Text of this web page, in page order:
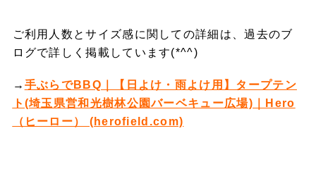
ご利用人数とサイズ感に関しての詳細は、過去のブ
ログで詳しく掲載しています(*^^)
→ 手ぶらでBBQ｜【日よけ・雨よけ用】タープテン
ト(埼玉県営和光樹林公園バーベキュー広場)｜Hero
（ヒーロー） (herofield.com)